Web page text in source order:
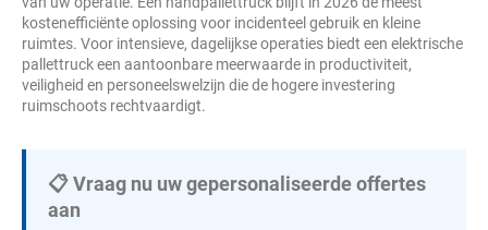
kostenefficiënte oplossing voor incidenteel gebruik en kleine
ruimtes. Voor intensieve, dagelijkse operaties biedt een elektrische
pallettruck een aantoonbare meerwaarde in productiviteit,
veiligheid en personeelswelzijn die de hogere investering
ruimschoots rechtvaardigt.
📋 Vraag nu uw gepersonaliseerde offertes
aan